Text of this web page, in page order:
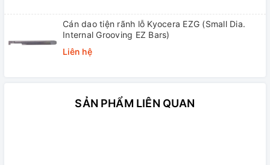
Cán dao tiện rãnh lỗ Kyocera EZG (Small Dia.
Internal Grooving EZ Bars)
Liên hệ
SẢN PHẨM LIÊN QUAN